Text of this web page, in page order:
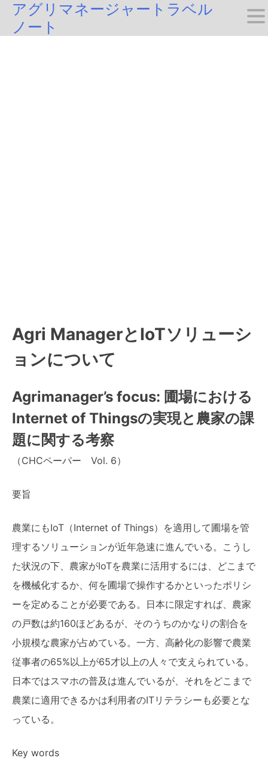
Skipアグリマネージャートラベル
ノート
Agri ManagerとIoTソリューシ
ョンについて
Agrimanager’s focus: 圃場における
Internet of Thingsの実現と農家の課
題に関する考察
（CHCペーパー Vol. 6）
要旨
農業にもIoT（Internet of Things）を適用して圃場を管
理するソリューションが近年急速に進んでいる。こうし
た状況の下、農家がIoTを農業に活用するには、どこまで
を機械化するか、何を圃場で操作するかといったポリシ
ーを定めることが必要である。日本に限定すれば、農家
の戸数は約160ほどあるが、そのうちのかなりの割合を
小規模な農家が占めている。一方、高齢化の影響で農業
従事者の65%以上が65才以上の人々で支えられている。
日本ではスマホの普及は進んでいるが、それをどこまで
農業に適用できるかは利用者のITリテラシーも必要とな
っている。
Key words